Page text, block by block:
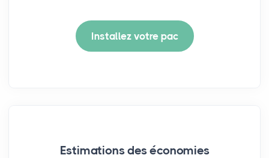
Installez votre pac
Estimations des économies